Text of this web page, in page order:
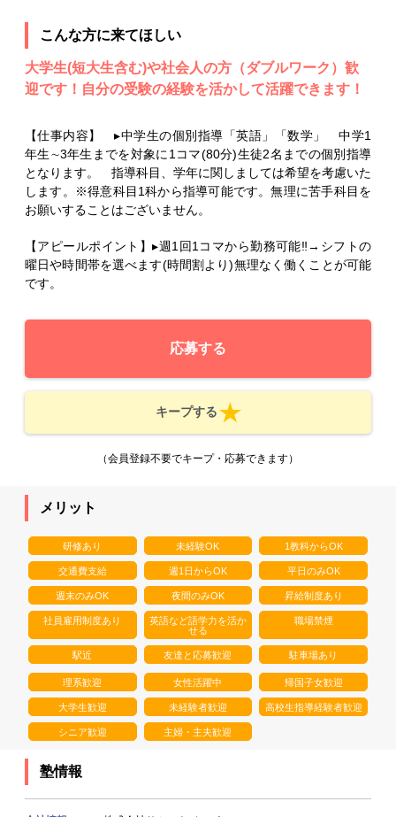
こんな方に来てほしい
大学生(短大生含む)や社会人の方（ダブルワーク）歓
迎です！自分の受験の経験を活かして活躍できます！
【仕事内容】 ▸中学生の個別指導「英語」「数学」 中学1
年生∼3年生までを対象に1コマ(80分)生徒2名までの個別指導
となります。 指導科目、学年に関しましては希望を考慮いた
します。※得意科目1科から指導可能です。無理に苦手科目を
お願いすることはございません。
【アピールポイント】▸週1回1コマから勤務可能‼→シフトの
曜日や時間帯を選べます(時間割より)無理なく働くことが可能
です。
応募する
キープする
（会員登録不要でキープ・応募できます）
メリット
研修あり 未経験OK 1教科からOK
交通費支給 週1日からOK 平日のみOK
週末のみOK 夜間のみOK 昇給制度あり
社員雇用制度あり
英語など語学力を活か
せる
職場禁煙
駅近 友達と応募歓迎 駐車場あり
理系歓迎 女性活躍中 帰国子女歓迎
大学生歓迎 未経験者歓迎 高校生指導経験者歓迎
シニア歓迎 主婦・主夫歓迎
塾情報